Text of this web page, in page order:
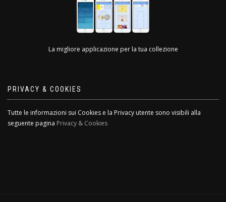
La migliore applicazione per la tua collezione
PRIVACY & COOKIES
Tutte le informazioni sui Cookies e la Privacy utente sono visibili alla
seguente pagina Privacy & Cookies